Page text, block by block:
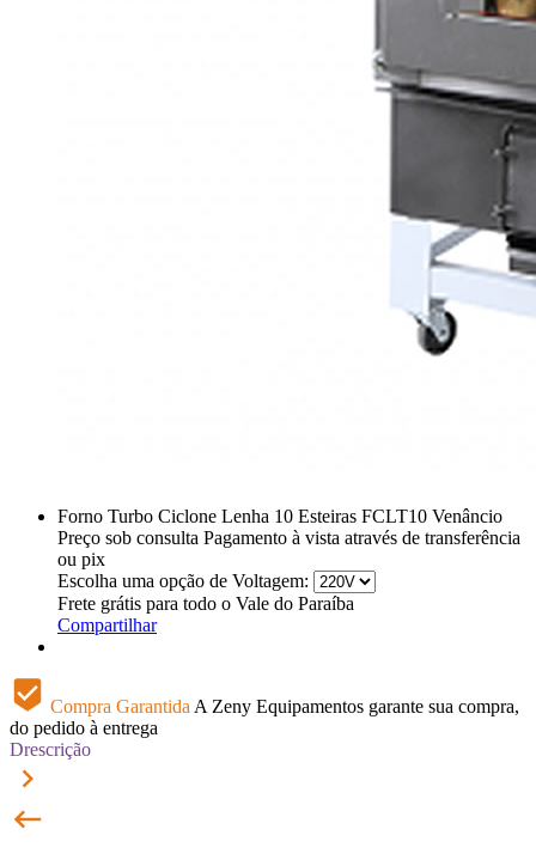
Forno Turbo Ciclone Lenha 10 Esteiras FCLT10 Venâncio
Preço sob consulta Pagamento à vista através de transferência
ou pix
Escolha uma opção de Voltagem:
Frete grátis para todo o Vale do Paraíba
Compartilhar
beenhere Compra Garantida A Zeny Equipamentos garante sua compra,
do pedido à entrega
Drescrição
keyboard_arrow_right
keyboard_backspace